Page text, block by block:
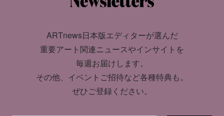
ARTnews日本版エディターが選んだ
重要アート関連ニュースやインサイトを
毎週お届けします。
その他、イベントご招待など各種特典も。
ぜひご登録ください。